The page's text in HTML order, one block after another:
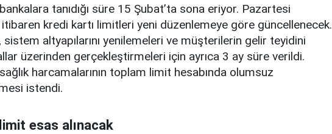
bankalara tanıdığı süre 15 Şubat’ta sona eriyor. Pazartesi
kredi kartı limitleri yeni düzenlemeye göre güncellenecek.
sistem altyapılarını yenilemeleri ve müşterilerin gelir teyidini
üzerinden gerçekleştirmeleri için ayrıca 3 ay süre verildi.
harcamalarının toplam limit hesabında olumsuz
istendi.
esas alınacak